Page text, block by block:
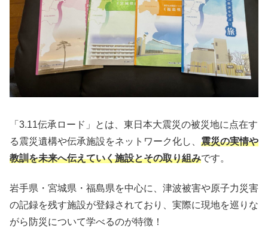
「3.11伝承ロード」とは、東日本大震災の被災地に点在す
る震災遺構や伝承施設をネットワーク化し、 震災の実情や
教訓を未来へ伝えていく施設とその取り組みです。
岩手県・宮城県・福島県を中心に、津波被害や原子力災害
の記録を残す施設が登録されており、実際に現地を巡りな
がら防災について学べるのが特徴！